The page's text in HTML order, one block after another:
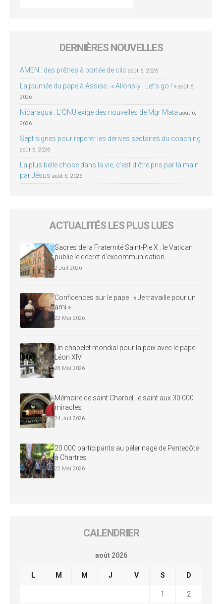
DERNIÈRES NOUVELLES
AMEN : des prêtres à portée de clic août 6, 2026
La journée du pape à Assise : « Allons-y ! Let’s go ! » août 6,
2026
Nicaragua : L’ONU exige des nouvelles de Mgr Mata août 6,
2026
Sept signes pour repérer les dérives sectaires du coaching
août 6, 2026
La plus belle chose dans la vie, c’est d’être pris par la main
par Jésus août 6, 2026
ACTUALITÉS LES PLUS LUES
Sacres de la Fraternité Saint-Pie X : le Vatican
publie le décret d’excommunication
2 Juil 2026
Confidences sur le pape : « Je travaille pour un
ami »
22 Mai 2026
Un chapelet mondial pour la paix avec le pape
Léon XIV
28 Mai 2026
Mémoire de saint Charbel, le saint aux 30 000
miracles
24 Juil 2026
20 000 participants au pèlerinage de Pentecôte
à Chartres
22 Mai 2026
CALENDRIER
août 2026
L M M J V S D
1 2